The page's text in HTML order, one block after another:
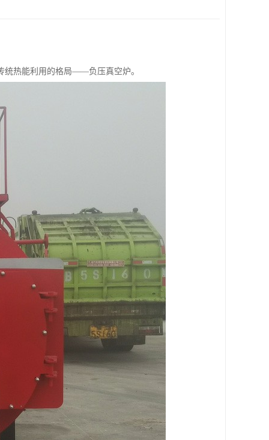
统热能利用的格局——负压真空炉。